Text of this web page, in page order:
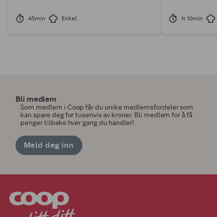
45min Enkel 1t 10min
Bli medlem
Som medlem i Coop får du unike medlemsfordeler som
kan spare deg for tusenvis av kroner. Bli medlem for å få
penger tilbake hver gang du handler!
Meld deg inn